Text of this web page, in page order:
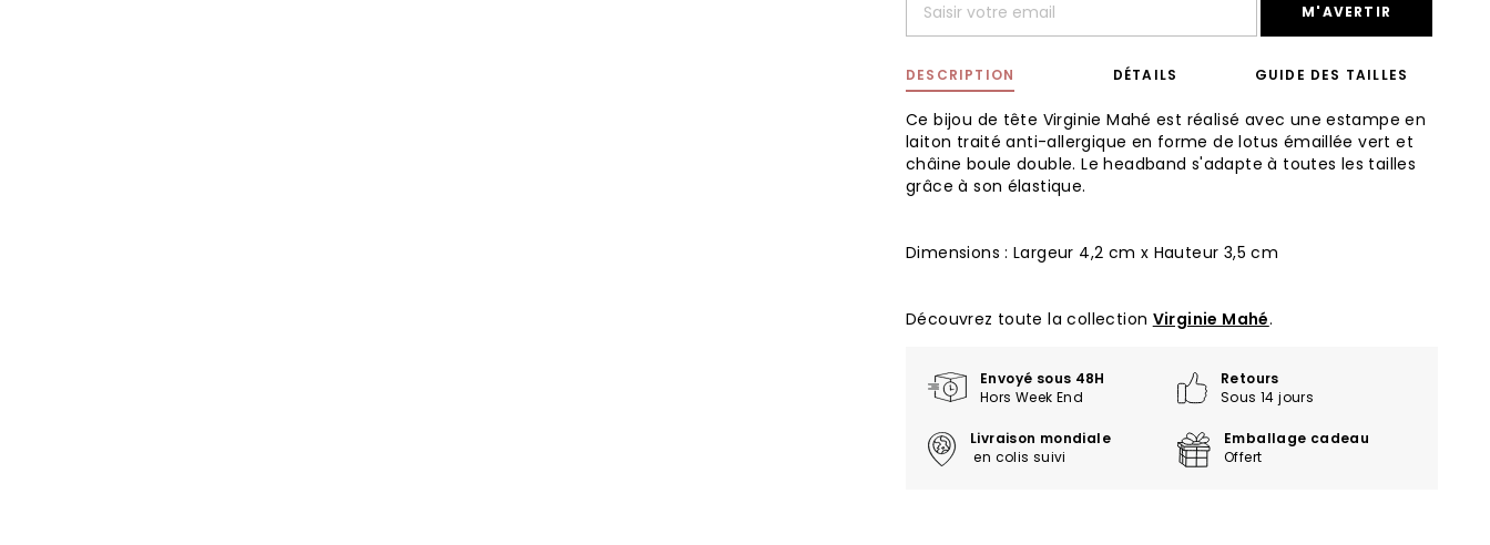
M'AVERTIR
DESCRIPTION
Ce bijou de tête Virginie Mahé est réalisé avec une estampe en
laiton traité anti-allergique en forme de lotus émaillée vert et
châine boule double. Le headband s'adapte à toutes les tailles
grâce à son élastique.
Dimensions : Largeur 4,2 cm x Hauteur 3,5 cm
Découvrez toute la collection Virginie Mahé.
DÉTAILS GUIDE DES TAILLES
Envoyé sous 48H
Hors Week End
Retours
Sous 14 jours
Livraison mondiale
en colis suivi
Emballage cadeau
Offert